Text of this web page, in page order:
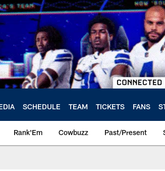
SCHEDULE TEAM TICKETS FANS
Rank'Em Cowbuzz Past/Present